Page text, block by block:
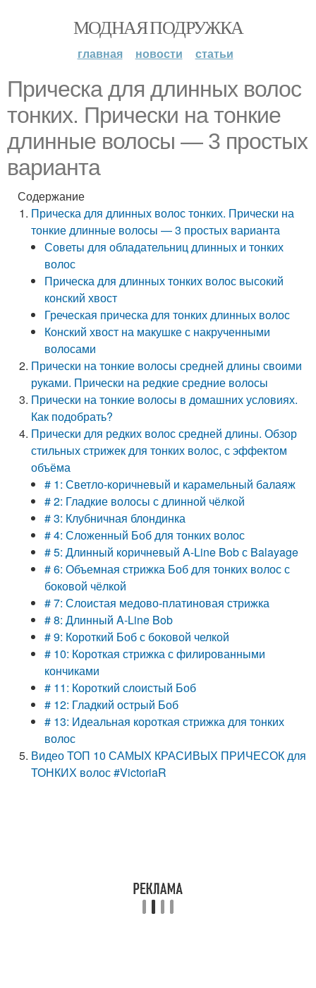
МОДНАЯ ПОДРУЖКА
главная новости статьи
Прическа для длинных волос
тонких. Прически на тонкие
длинные волосы — 3 простых
варианта
Содержание
Прическа для длинных волос тонких. Прически на
тонкие длинные волосы — 3 простых варианта
Советы для обладательниц длинных и тонких
волос
Прическа для длинных тонких волос высокий
конский хвост
Греческая прическа для тонких длинных волос
Конский хвост на макушке с накрученными
волосами
Прически на тонкие волосы средней длины своими
руками. Прически на редкие средние волосы
Прически на тонкие волосы в домашних условиях.
Как подобрать?
Прически для редких волос средней длины. Обзор
стильных стрижек для тонких волос, с эффектом
объёма
# 1: Светло-коричневый и карамельный балаяж
# 2: Гладкие волосы с длинной чёлкой
# 3: Клубничная блондинка
# 4: Сложенный Боб для тонких волос
# 5: Длинный коричневый A-Line Bob с Balayage
# 6: Объемная стрижка Боб для тонких волос с
боковой чёлкой
# 7: Слоистая медово-платиновая стрижка
# 8: Длинный A-Line Bob
# 9: Короткий Боб с боковой челкой
# 10: Короткая стрижка с филированными
кончиками
# 11: Короткий слоистый Боб
# 12: Гладкий острый Боб
# 13: Идеальная короткая стрижка для тонких
волос
Видео ТОП 10 САМЫХ КРАСИВЫХ ПРИЧЕСОК для
ТОНКИХ волос #VictoriaR